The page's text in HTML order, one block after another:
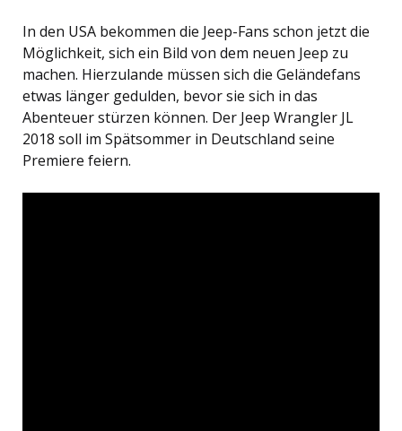
In den USA bekommen die Jeep-Fans schon jetzt die
Möglichkeit, sich ein Bild von dem neuen Jeep zu
machen. Hierzulande müssen sich die Geländefans
etwas länger gedulden, bevor sie sich in das
Abenteuer stürzen können. Der Jeep Wrangler JL
2018 soll im Spätsommer in Deutschland seine
Premiere feiern.